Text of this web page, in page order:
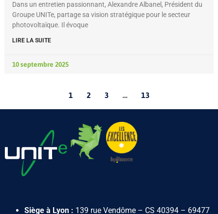
Dans un entretien passionnant, Alexandre Albanel, Président du
Groupe UNITe, partage sa vision stratégique pour le secteur
photovoltaïque. Il évoque
LIRE LA SUITE
10 septembre 2025
1 2 3 … 13
Siège à Lyon : 139 rue Vendôme – CS 40394 – 69477